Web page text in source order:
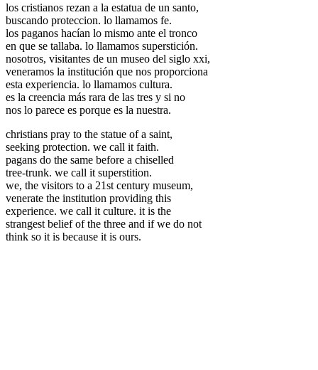
los cristianos rezan a la estatua de un santo,
buscando proteccion. lo llamamos fe.
los paganos hacían lo mismo ante el tronco
en que se tallaba. lo llamamos superstición.
nosotros, visitantes de un museo del siglo xxi,
veneramos la institución que nos proporciona
esta experiencia. lo llamamos cultura.
es la creencia más rara de las tres y si no
nos lo parece es porque es la nuestra.
christians pray to the statue of a saint,
seeking protection. we call it faith.
pagans do the same before a chiselled
tree-trunk. we call it superstition.
we, the visitors to a 21st century museum,
venerate the institution providing this
experience. we call it culture. it is the
strangest belief of the three and if we do not
think so it is because it is ours.